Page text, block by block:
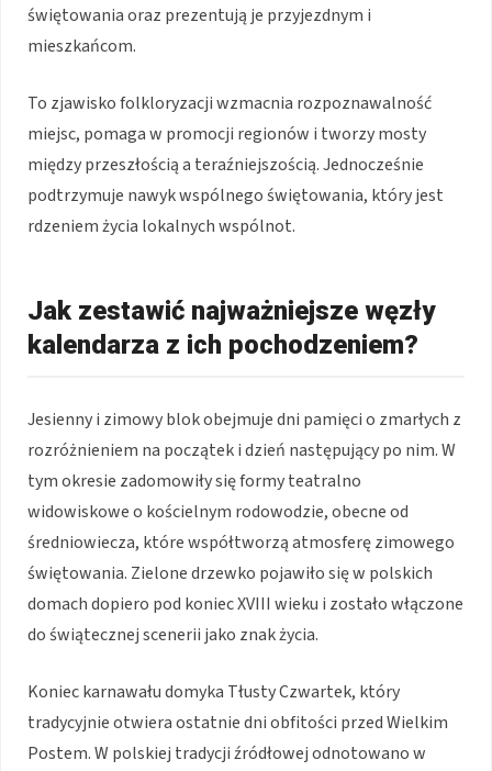
świętowania oraz prezentują je przyjezdnym i
mieszkańcom.
To zjawisko folkloryzacji wzmacnia rozpoznawalność
miejsc, pomaga w promocji regionów i tworzy mosty
między przeszłością a teraźniejszością. Jednocześnie
podtrzymuje nawyk wspólnego świętowania, który jest
rdzeniem życia lokalnych wspólnot.
Jak zestawić najważniejsze węzły
kalendarza z ich pochodzeniem?
Jesienny i zimowy blok obejmuje dni pamięci o zmarłych z
rozróżnieniem na początek i dzień następujący po nim. W
tym okresie zadomowiły się formy teatralno
widowiskowe o kościelnym rodowodzie, obecne od
średniowiecza, które współtworzą atmosferę zimowego
świętowania. Zielone drzewko pojawiło się w polskich
domach dopiero pod koniec XVIII wieku i zostało włączone
do świątecznej scenerii jako znak życia.
Koniec karnawału domyka Tłusty Czwartek, który
tradycyjnie otwiera ostatnie dni obfitości przed Wielkim
Postem. W polskiej tradycji źródłowej odnotowano w